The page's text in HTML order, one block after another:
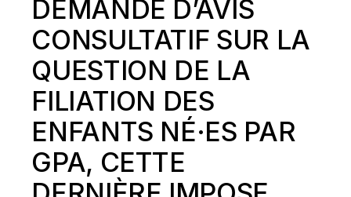
DEMANDE D’AVIS
CONSULTATIF SUR LA
QUESTION DE LA
FILIATION DES
ENFANTS NÉ·ES PAR
GPA, CETTE